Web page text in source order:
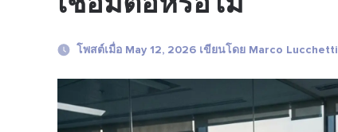
โพสต์เมื่อ May 12, 2026 เขียนโดย Marco Lucchetti